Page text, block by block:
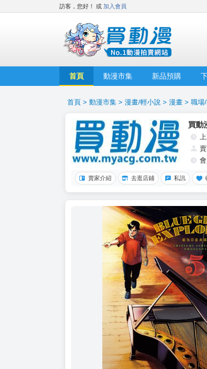
訪客，您好！ 或 加入會員
首頁 動漫市集 新品預購
首頁 > 動漫市集 > 漫畫/輕小說 > 漫畫 > 職場
買動
賣家介紹 去逛店鋪 私訊